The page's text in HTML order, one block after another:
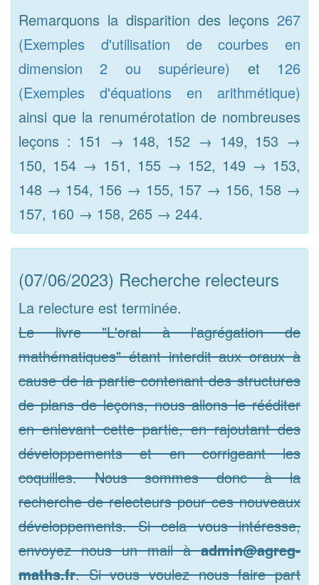
Remarquons la disparition des leçons 267
(Exemples d'utilisation de courbes en
dimension 2 ou supérieure) et 126
(Exemples d'équations en arithmétique)
ainsi que la renumérotation de nombreuses
leçons : 151 → 148, 152 → 149, 153 →
150, 154 → 151, 155 → 152, 149 → 153,
148 → 154, 156 → 155, 157 → 156, 158 →
157, 160 → 158, 265 → 244.
(07/06/2023) Recherche relecteurs
La relecture est terminée.
Le livre "L'oral à l'agrégation de
mathématiques" étant interdit aux oraux à
cause de la partie contenant des structures
de plans de leçons, nous allons le rééditer
en enlevant cette partie, en rajoutant des
développements et en corrigeant les
coquilles. Nous sommes donc à la
recherche de relecteurs pour ces nouveaux
développements. Si cela vous intéresse,
envoyez nous un mail àadmin@agreg-
maths.fr. Si vous voulez nous faire part